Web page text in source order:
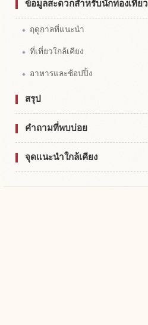
ข้อมูลสะดวกสำหรับนักท่องเที่ยว
ฤดูกาลที่แนะนำ
ที่เที่ยวใกล้เคียง
อาหารและช้อปปิ้ง
สรุป
คำถามที่พบบ่อย
จุดแนะนำใกล้เคียง